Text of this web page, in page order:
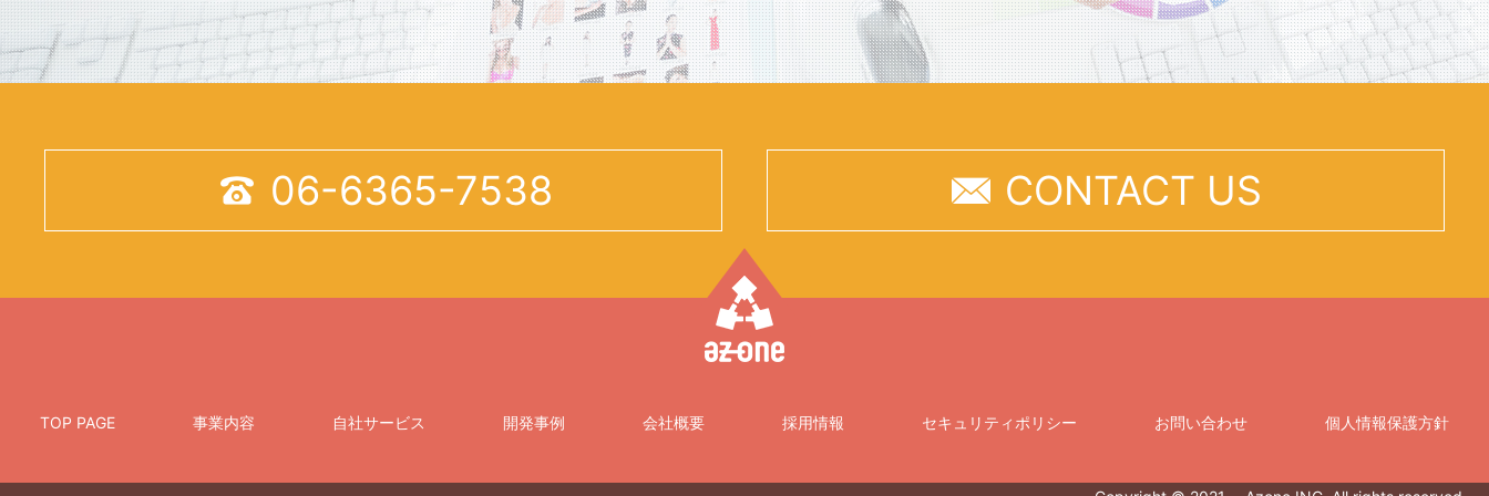
 06-6365-7538  CONTACT US
TOP PAGE 事業内容 自社サービス 開発事例 会社概要 採用情報 セキュリティポリシー お問い合わせ 個人情報保護方針